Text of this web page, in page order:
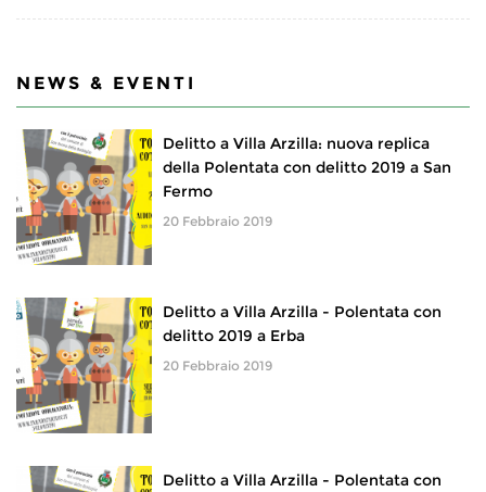
NEWS & EVENTI
Delitto a Villa Arzilla: nuova replica
della Polentata con delitto 2019 a San
Fermo
20 Febbraio 2019
Delitto a Villa Arzilla - Polentata con
delitto 2019 a Erba
20 Febbraio 2019
Delitto a Villa Arzilla - Polentata con